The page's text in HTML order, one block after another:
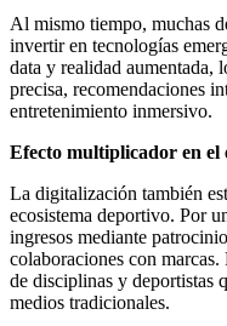
Al mismo tiempo, muchas
invertir en tecnologías
data y realidad aumentada,
precisa, recomendaciones
entretenimiento inmersivo.
Efecto multiplicador en el
La digitalización también
ecosistema deportivo. Por
ingresos mediante
colaboraciones con
de disciplinas y deportistas
medios tradicionales.